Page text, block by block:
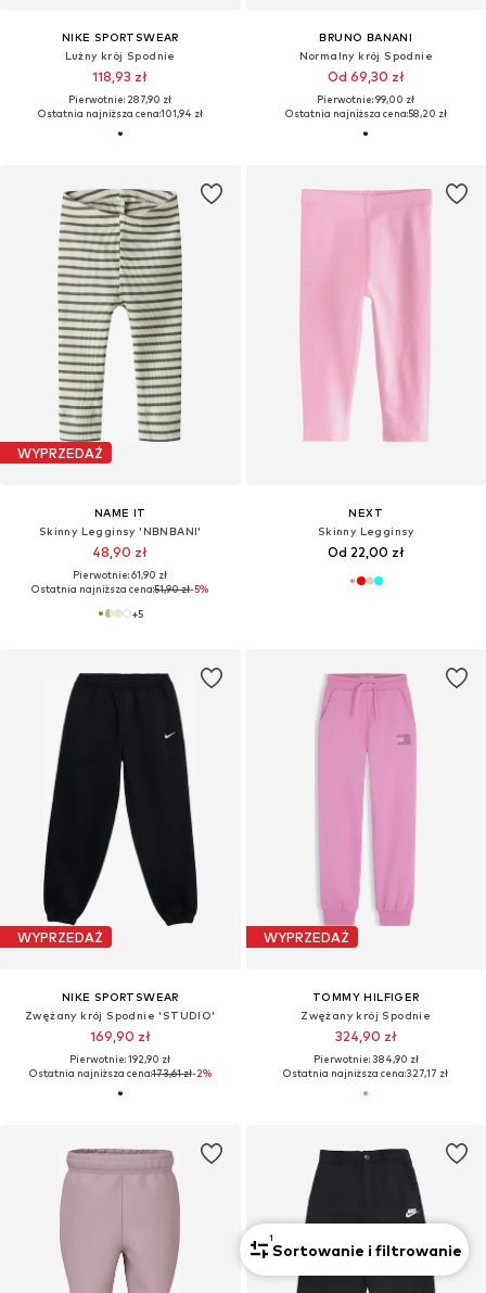
NIKE SPORTSWEAR
Lużny krój Spodnie
118,93 zł
Pierwotnie: 287,90 zł
Ostatnia najniższa cena:101,94 zł
BRUNO BANANI
Normalny krój Spodnie
Od 69,30 zł
Pierwotnie: 99,00 zł
Ostatnia najniższa cena:58,20 zł
WYPRZEDAŻ
NAME IT
Skinny Legginsy 'NBNBANI'
48,90 zł
Pierwotnie: 61,90 zł
Ostatnia najniższa cena:51,90 zł-5%
+5
NEXT
Skinny Legginsy
Od 22,00 zł
WYPRZEDAŻ
NIKE SPORTSWEAR
Zwężany krój Spodnie 'STUDIO'
169,90 zł
Pierwotnie: 192,90 zł
Ostatnia najniższa cena:173,61 zł-2%
WYPRZEDAŻ
TOMMY HILFIGER
Zwężany krój Spodnie
324,90 zł
Pierwotnie: 384,90 zł
Ostatnia najniższa cena:327,17 zł
1
Sortowanie i filtrowanie